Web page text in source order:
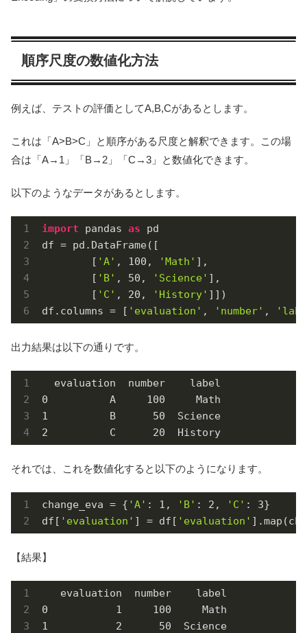
順序尺度の数値化方法
例えば、テストの評価としてA,B,Cがあるとします。
これは「A>B>C」と順序がある尺度と解釈できます。この場
合は「A→1」「B→2」「C→3」と数値化できます。
以下のようなデータがあるとします。
import pandas as pd
df = pd.DataFrame([
        [
'A' , 100 , 'Math' ],
        [
'B' , 50 , 'Science' ],
        [
'C' , 20 , 'History' ]])
df.columns = [ 'evaluation' , 'number' ,
出力結果は以下の通りです。
  evaluation  number    label
0          A     100     Math
1          B      50  Science
2          C      20  History
それでは、これを数値化すると以下のようになります。
change_eva = { 'A' : 1 , 'B' : 2 , 'C' : 3}
df[ 'evaluation' ] = df[ 'evaluation'
【結果】
   evaluation  number    label
0           1     100     Math
1           2      50  Science